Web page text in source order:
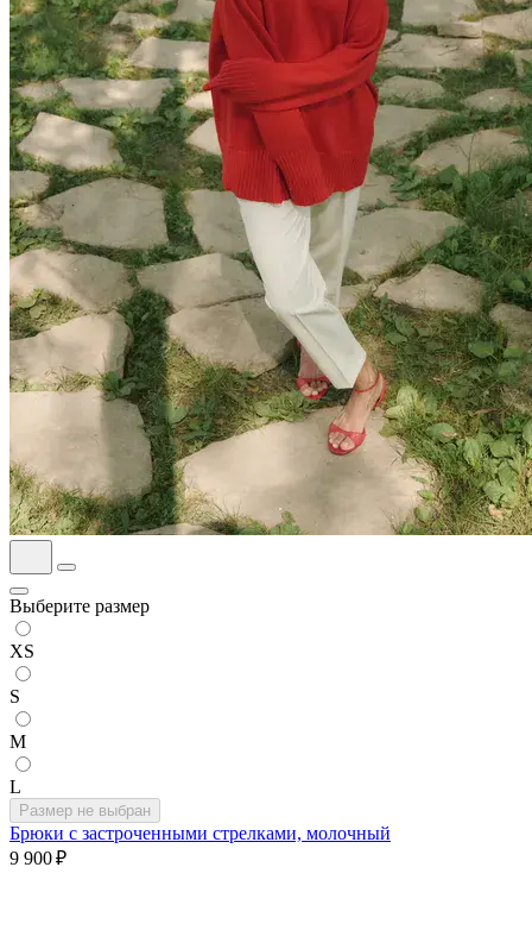
Выберите размер
XS
S
M
L
Размер не выбран
Брюки с застроченными стрелками, молочный
9 900 ₽